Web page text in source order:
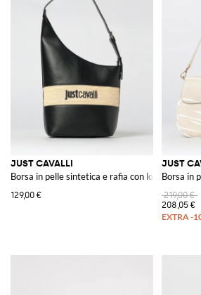
JUST CAVALLI
Borsa in pelle sintetica e rafia con logo ricamato
129,00 €
JUST
Borsa in
219,00 €
208,05 €